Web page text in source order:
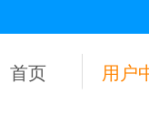
首页 用户